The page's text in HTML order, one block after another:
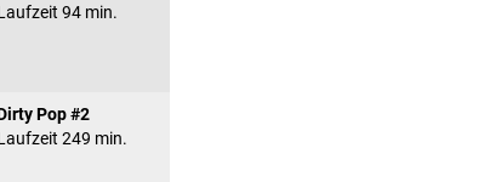
94 min.
Pop #2
249 min.